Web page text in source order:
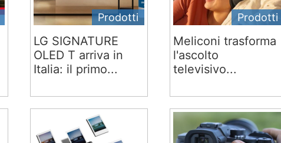
Prodotti
LG SIGNATURE
OLED T arriva in
Italia: il primo...
Prodotti
Meliconi trasforma
l'ascolto
televisivo...